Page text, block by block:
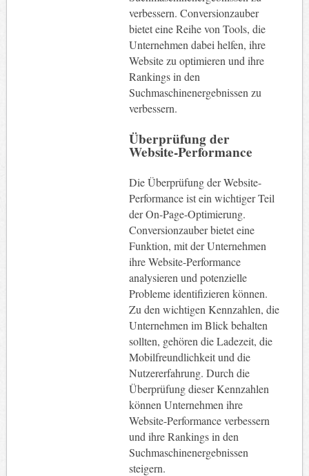
verbessern. Conversionzauber
bietet eine Reihe von Tools, die
Unternehmen dabei helfen, ihre
Website zu optimieren und ihre
Rankings in den
Suchmaschinenergebnissen zu
verbessern.
Überprüfung der
Website-Performance
Die Überprüfung der Website-
Performance ist ein wichtiger Teil
der On-Page-Optimierung.
Conversionzauber bietet eine
Funktion, mit der Unternehmen
ihre Website-Performance
analysieren und potenzielle
Probleme identifizieren können.
Zu den wichtigen Kennzahlen, die
Unternehmen im Blick behalten
sollten, gehören die Ladezeit, die
Mobilfreundlichkeit und die
Nutzererfahrung. Durch die
Überprüfung dieser Kennzahlen
können Unternehmen ihre
Website-Performance verbessern
und ihre Rankings in den
Suchmaschinenergebnissen
steigern.